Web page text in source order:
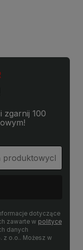
zgarnij 100
dotyczące
zawarte w polityce
danych
z o.o.. Możesz w